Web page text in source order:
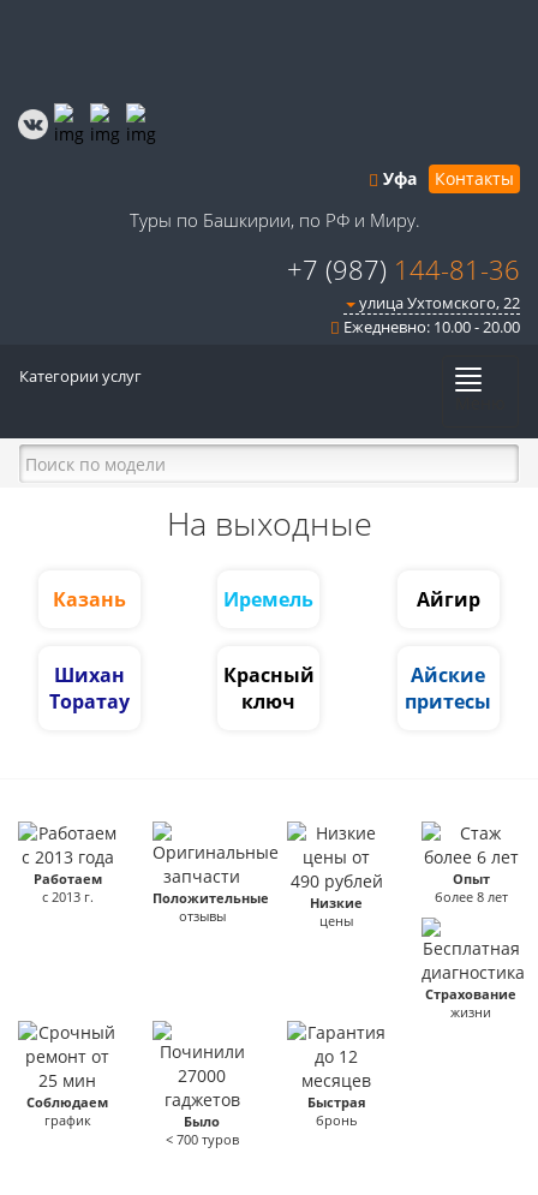
Уфа Контакты
Туры по Башкирии, по РФ и Миру.
+7 (987) 144-81-36
улица Ухтомского, 22
Ежедневно: 10.00 - 20.00
Категории услуг
На выходные
Казань Иремель Айгир
Шихан
Торатау
Красный
ключ
Айские
притесы
Работаем
с 2013 г.
Положительные
отзывы
Низкие
цены
Опыт
более 8 лет
Страхование
жизни
Соблюдаем
график
Было
< 700 туров
Быстрая
бронь